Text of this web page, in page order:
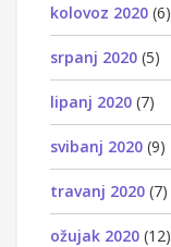
kolovoz 2020 (6)
srpanj 2020 (5)
lipanj 2020 (7)
svibanj 2020 (9)
travanj 2020 (7)
ožujak 2020 (12)